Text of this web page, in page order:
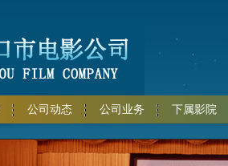
公司动态 公司业务 下属影院